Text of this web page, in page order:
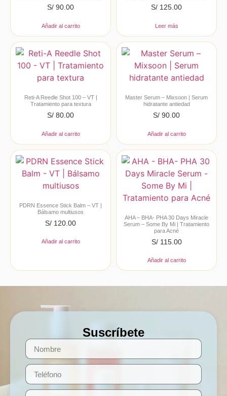
S/ 90.00
Añadir al carrito
S/ 125.00
Leer más
Reti-A Reedle Shot 100 – VT |
Tratamiento para textura
S/ 80.00
Añadir al carrito
Master Serum – Mixsoon | Serum
hidratante antiedad
S/ 90.00
Añadir al carrito
PDRN Essence Stick Balm – VT |
Bálsamo multiusos
S/ 120.00
Añadir al carrito
AHA – BHA- PHA 30 Days Miracle
Serum – Some By Mi | Tratamiento
para Acné
S/115.00
Añadir al carrito
Suscríbete